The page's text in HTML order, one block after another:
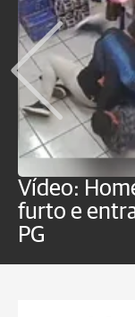
Vídeo:
furto e
PG